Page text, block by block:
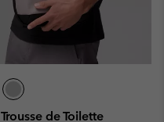
Trousse de Toilette